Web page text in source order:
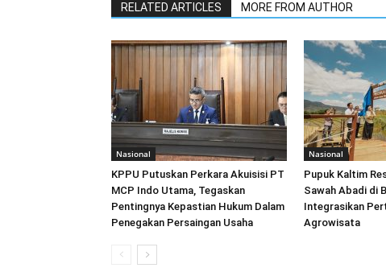
RELATED ARTICLES MORE FROM AUTHOR
Nasional
KPPU Putuskan Perkara Akuisisi PT
MCP Indo Utama, Tegaskan
Pentingnya Kepastian Hukum Dalam
Penegakan Persaingan Usaha
Nasional
Pupuk Kaltim
Sawah Abadi di
Integrasikan
Agrowisata